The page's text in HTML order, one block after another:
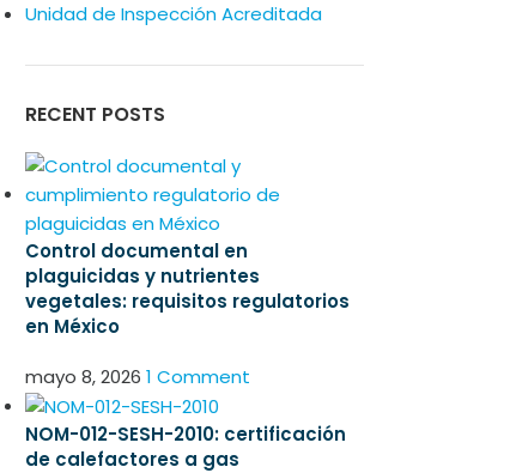
Unidad de Inspección Acreditada
RECENT POSTS
Control documental en
plaguicidas y nutrientes
vegetales: requisitos regulatorios
en México
mayo 8, 2026 1 Comment
NOM-012-SESH-2010: certificación
de calefactores a gas